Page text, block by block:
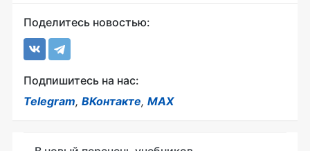
Поделитесь новостью:
Подпишитесь на нас:
Telegram, ВКонтакте, MAX